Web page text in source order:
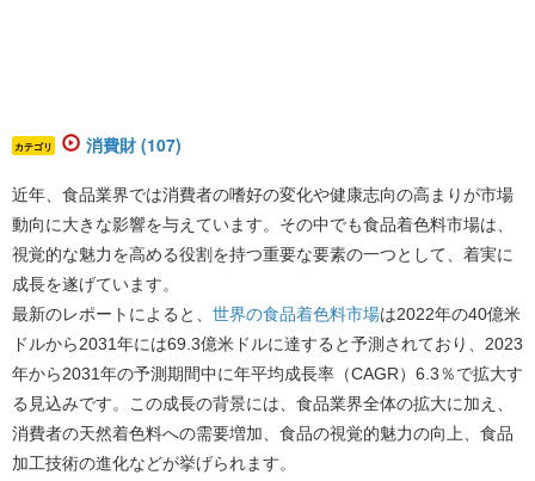
カテゴリ 消費財 (107)
近年、食品業界では消費者の嗜好の変化や健康志向の高まりが市場
動向に大きな影響を与えています。その中でも食品着色料市場は、
視覚的な魅力を高める役割を持つ重要な要素の一つとして、着実に
成長を遂げています。
最新のレポートによると、 世界の食品着色料市場は2022年の40億米
ドルから2031年には69.3億米ドルに達すると予測されており、2023
年から2031年の予測期間中に年平均成長率（CAGR）6.3％で拡大す
る見込みです。
この成長の背景には、食品業界全体の拡大に加え、
消費者の天然着色料への需要増加、食品の視覚的魅力の向上、食品
加工技術の進化などが挙げられます。